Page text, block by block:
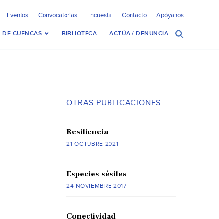
Eventos Convocatorias Encuesta Contacto Apóyanos
DE CUENCAS BIBLIOTECA ACTÚA / DENUNCIA
OTRAS PUBLICACIONES
Resiliencia
21 OCTUBRE 2021
Especies sésiles
24 NOVIEMBRE 2017
Conectividad